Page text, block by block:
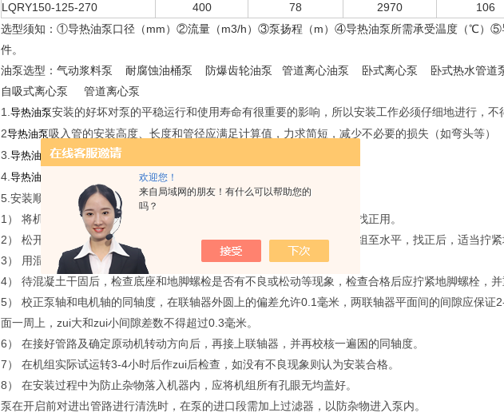
欢迎您！
来自局域网的朋友！有什么可以帮助您的
吗？
LQRY150-125-270 400 78 2970 106
选型须知：①导热油泵口径（mm）②流量（m3/h）③泵扬程（m）④导热油泵所需承受温度（℃）⑤
件。
油泵选型：气动浆料泵 耐腐蚀油桶泵 防爆齿轮油泵 管道离心油泵 卧式离心泵 卧式热水
自吸式离心泵 管道离心泵
1. 导热油泵安装的好坏对泵的平稳运行和使用寿命有很重要的影响，所以安装工作必须仔细地进行，不
2导热油泵吸入管的安装高度、长度和管径应满足计算值，力求简短，减少不必要的损失（如弯头等）
3. 导热油泵吸入和吐出管路应有管架，泵不允许承受管路的负荷。
4. 导热油泵
安装地点应足够宽杨，以方便检修工作和良好散热。
5.安装顺序：
1） 将机组放在埋有地脚螺栓的基础上，在底座与基础之间放成对垫，作找正用。
2） 松开联轴器，用水平仪分别放在泵轴和底座上，通过调整楔块垫使机组至水平，找正后，适当拧紧
3） 用混凝土灌注底座和地脚螺栓孔。
4） 待混凝土干固后，检查底座和地脚螺检是否有不良或松动等现象，检查合格后应拧紧地脚螺栓，并
5） 校正泵轴和电机轴的同轴度，在联轴器外圆上的偏差允许0.1毫米，两联轴器平面间的间隙应保证
面一周上，zui大和zui小间隙差数不得超过0.3毫米。
6） 在接好管路及确定原动机转动方向后，再接上联轴器，并再校核一遍囷的同轴度。
7） 在机组实际试运转3-4小时后作zui后检查，如没有不良现象则认为安装合格。
8） 在安装过程中为防止杂物落入机器内，应将机组所有孔眼无均盖好。
泵在开启前对进出管路进行清洗时，在泵的进口段需加上过滤器，以防杂物进入泵内。